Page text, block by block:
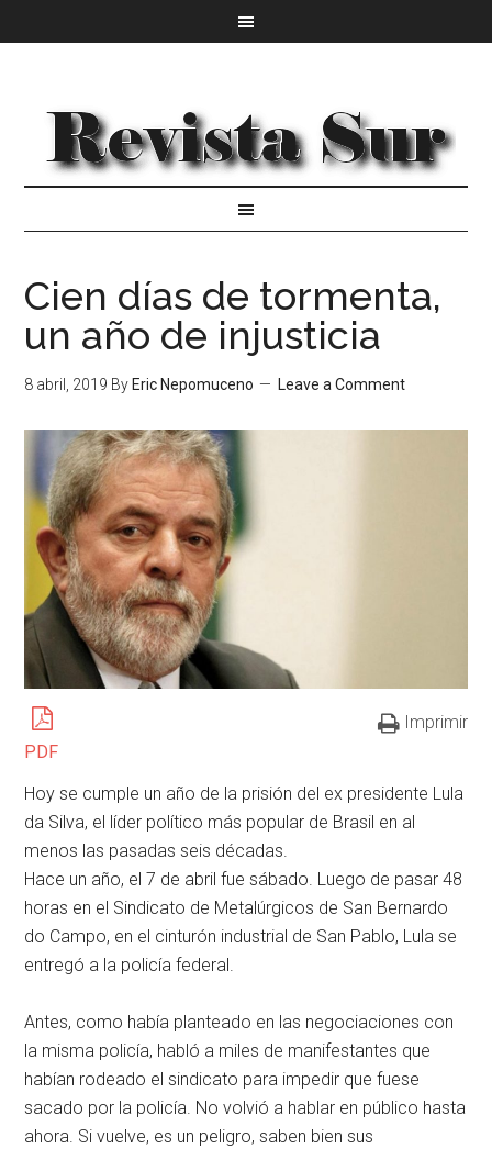
Cien días de tormenta,
un año de injusticia
8 abril, 2019 By Eric Nepomuceno Leave a Comment
PDF
Imprimir
Hoy se cumple un año de la prisión del ex presidente Lula
da Silva, el líder político más popular de Brasil en al
menos las pasadas seis décadas.
Hace un año, el 7 de abril fue sábado. Luego de pasar 48
horas en el Sindicato de Metalúrgicos de San Bernardo
do Campo, en el cinturón industrial de San Pablo, Lula se
entregó a la policía federal.
Antes, como había planteado en las negociaciones con
la misma policía, habló a miles de manifestantes que
habían rodeado el sindicato para impedir que fuese
sacado por la policía. No volvió a hablar en público hasta
ahora. Si vuelve, es un peligro, saben bien sus